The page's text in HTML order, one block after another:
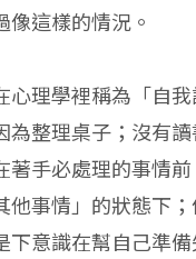
像這樣的情況。
心理學裡稱為「自
為整理桌子；沒有
著手必處理的事情
他事情」的狀態下
下意識在幫自己準